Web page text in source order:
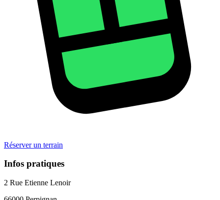
Réserver un terrain
Infos pratiques
2 Rue Etienne Lenoir